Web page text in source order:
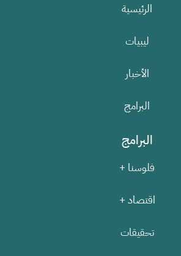
الرئيسية
ليبيات
الأخبار
البرامج
البرامج
فلوسنا +
اقتصاد +
تحقيقات